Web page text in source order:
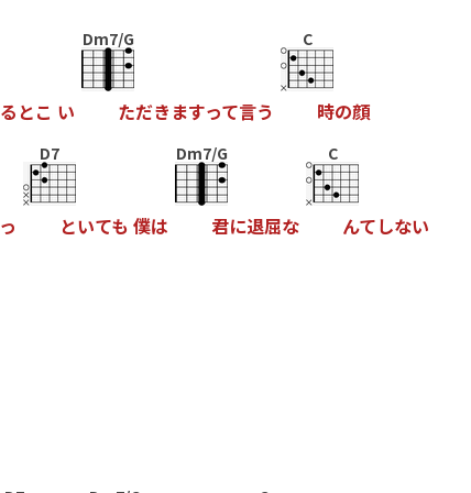
る とこ い
Dm7/G
ただき ますって言う
C
時の顔
っ
D7
といても 僕は
Dm7/G
君に退屈な
C
んてしない